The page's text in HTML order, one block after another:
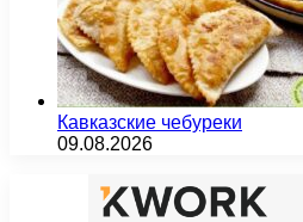
Кавказские чебуреки
09.08.2026